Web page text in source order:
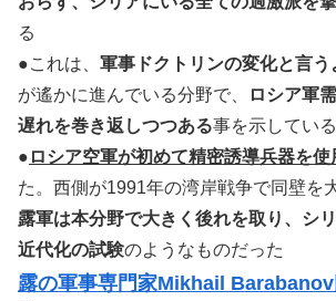
る
●これは、 軍事ドクトリンの変化と言う
が遙かに進んでいる分野で、
ロシア軍
遅れを巻き返しつつある事を示している
● ロシア空軍が初めて精密誘導兵器を
た。西側が1991年の湾岸戦争で同壁を
露軍は本分野で大きく後れを取り、シ
近代化の試験のようなものだった
露の軍事専門家Mikhail Barabanov